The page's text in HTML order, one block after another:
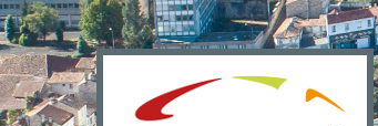
Panneau de gestion des cookies